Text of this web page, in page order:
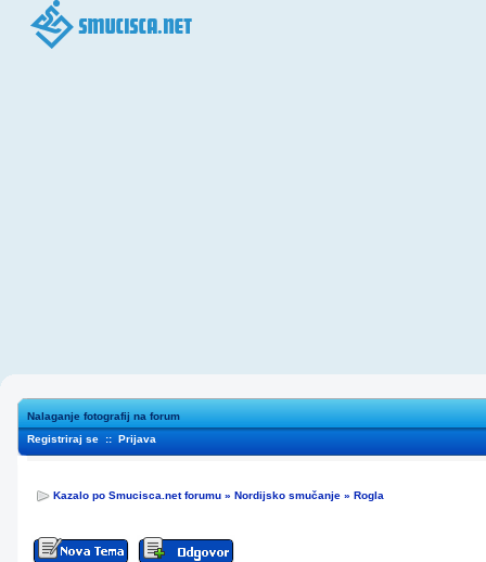
Nalaganje fotografij na forum
Registriraj se :: Prijava
Kazalo po Smucisca.net forumu » Nordijsko smučanje » Rogla